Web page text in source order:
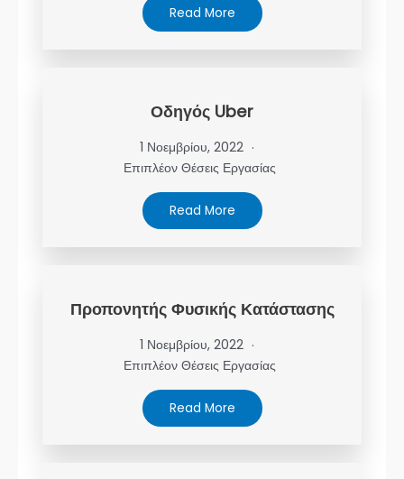
Read More
Οδηγός Uber
1 Νοεμβρίου, 2022
Επιπλέον Θέσεις Εργασίας
Read More
Προπονητής Φυσικής Κατάστασης
1 Νοεμβρίου, 2022
Επιπλέον Θέσεις Εργασίας
Read More